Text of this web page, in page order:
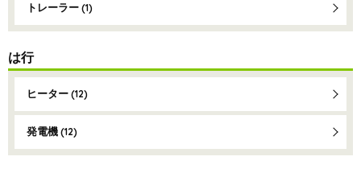
トレーラー (1)
は行
ヒーター (12)
発電機 (12)